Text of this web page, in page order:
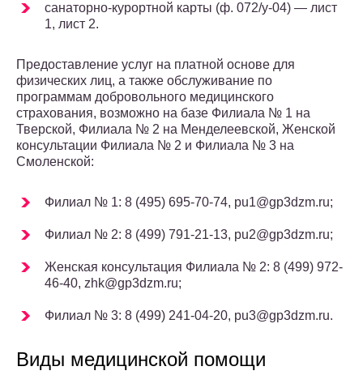
санаторно-курортной карты (ф. 072/у-04) — лист
1, лист 2.
Предоставление услуг на платной основе для
физических лиц, а также обслуживание по
программам добровольного медицинского
страхования, возможно на базе Филиала № 1 на
Тверской, Филиала № 2 на Менделеевской, Женской
консультации Филиала № 2 и Филиала № 3 на
Смоленской:
Филиал № 1: 8 (495) 695-70-74, pu1@gp3dzm.ru;
Филиал № 2: 8 (499) 791-21-13, pu2@gp3dzm.ru;
Женская консультация Филиала № 2: 8 (499) 972-
46-40, zhk@gp3dzm.ru;
Филиал № 3: 8 (499) 241-04-20, pu3@gp3dzm.ru.
Виды медицинской помощи